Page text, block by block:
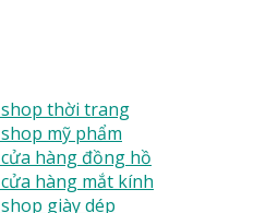
thời trang
mỹ phẩm
hàng đồng hồ
hàng mắt kính
giày dép